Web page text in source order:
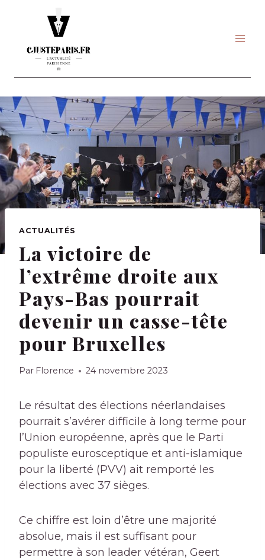
ACTUALITÉS
La victoire de
l’extrême droite aux
Pays-Bas pourrait
devenir un casse-tête
pour Bruxelles
Par Florence 24 novembre 2023
Le résultat des élections néerlandaises
pourrait s’avérer difficile à long terme pour
l’Union européenne, après que le Parti
populiste eurosceptique et anti-islamique
pour la liberté (PVV) ait remporté les
élections avec 37 sièges.
Ce chiffre est loin d’être une majorité
absolue, mais il est suffisant pour
permettre à son leader vétéran, Geert